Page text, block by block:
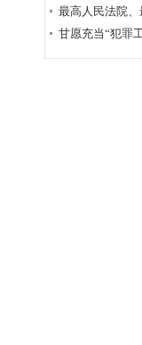
收征管刑事案
最高人民法院
家安全部、司
宽制度的指导
甘愿充当“犯罪
涉税中介福州